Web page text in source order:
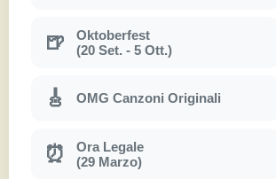
🍺
Oktoberfest
(20 Set. - 5 Ott.)
🎸 OMG Canzoni Originali
⏰
Ora Legale
(29 Marzo)